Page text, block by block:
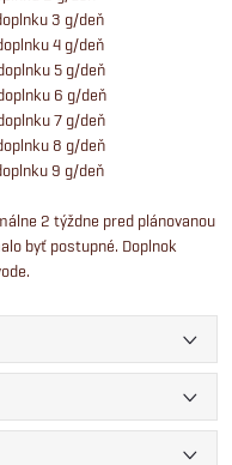
3 g/deň
4 g/deň
5 g/deň
6 g/deň
7 g/deň
8 g/deň
9 g/deň
2 týždne pred plánovanou
byť postupné. Doplnok